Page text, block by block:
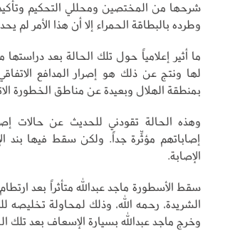
شرحها من المختصين ومحللي التحكيم
وطرده بالبطاقة الحمراء إلا أن هذا الأمر لم
ما أثير إعلامياً حول تلك الحالة بعد
لها ونتج عن ذلك هو إصرار المدافع
بمنطقة الهلال وبعيدة عن مناطق الخطورة
وهذه الحالة تقودني للحديث عن حالات
إصاباتهم مؤثِّرة جداً. ولكن سقط فيها بند
الإصابة.
سقط الأسطورة ماجد عبدالله متأثراً بعد
الشريدة، رحمه الله، وذلك لمحاولة
وخرج ماجد عبدالله بسيارة الإسعاف بعد تلك